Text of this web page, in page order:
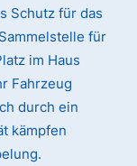
Schutz für das
für
im Haus
Fahrzeug
durch ein
kämpfen